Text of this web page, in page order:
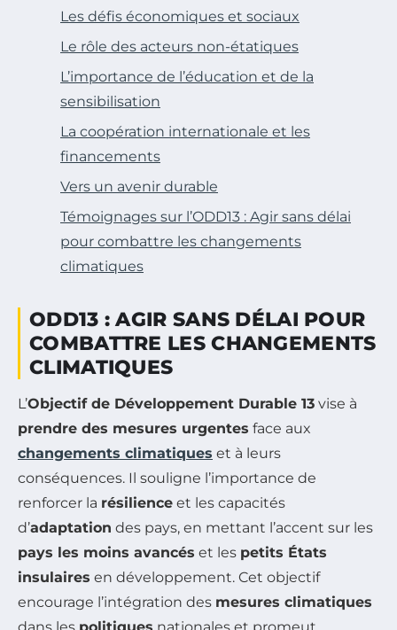
Les défis économiques et sociaux
Le rôle des acteurs non-étatiques
L’importance de l’éducation et de la
sensibilisation
La coopération internationale et les
financements
Vers un avenir durable
Témoignages sur l’ODD13 : Agir sans délai
pour combattre les changements
climatiques
ODD13 : AGIR SANS DÉLAI POUR
COMBATTRE LES CHANGEMENTS
CLIMATIQUES
L’Objectif de Développement Durable 13 vise à
prendre des mesures urgentes face aux
changements climatiques et à leurs
conséquences. Il souligne l’importance de
renforcer la résilience et les capacités
d’adaptation des pays, en mettant l’accent sur les
pays les moins avancés et les petits États
insulaires en développement. Cet objectif
encourage l’intégration des mesures climatiques